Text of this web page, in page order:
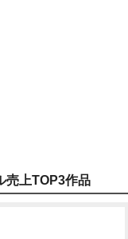
売上TOP3作品